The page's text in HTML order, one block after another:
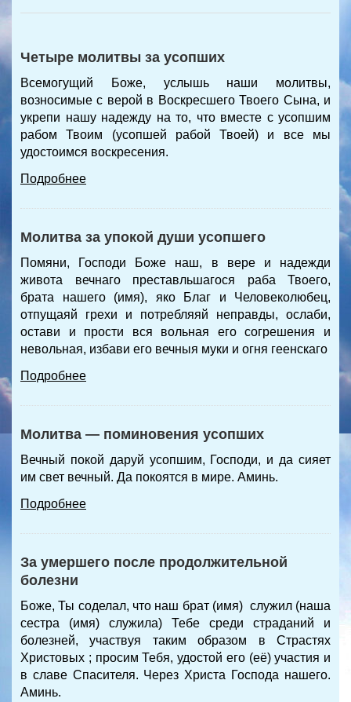
Четыре молитвы за усопших
Всемогущий Боже, услышь наши молитвы,
возносимые с верой в Воскресшего Твоего Сына, и
укрепи нашу надежду на то, что вместе с усопшим
рабом Твоим (усопшей рабой Твоей) и все мы
удостоимся воскресения.
Подробнее
Молитва за упокой души усопшего
Помяни, Господи Боже наш, в вере и надежди
живота вечнаго преставльшагося раба Твоего,
брата нашего (имя), яко Благ и Человеколюбец,
отпущаяй грехи и потребляяй неправды, ослаби,
остави и прости вся вольная его согрешения и
невольная, избави его вечныя муки и огня геенскаго
Подробнее
Молитва — поминовения усопших
Вечный покой даруй усопшим, Господи, и да сияет
им свет вечный. Да покоятся в мире. Аминь.
Подробнее
За умершего после продолжительной
болезни
Боже, Ты соделал, что наш брат (имя) служил (наша
сестра (имя) служила) Тебе среди страданий и
болезней, участвуя таким образом в Страстях
Христовых ; просим Тебя, удостой его (её) участия и
в славе Спасителя. Через Христа Господа нашего.
Аминь.